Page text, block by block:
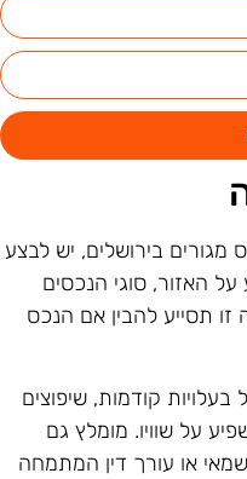
בירושלים, יש לבצע
האזור, סוגי הנכסים
תסייע להבין אם הנכס
קודמות, שיפוצים
על שוויו. מומלץ גם
או עורך דין המתמחה